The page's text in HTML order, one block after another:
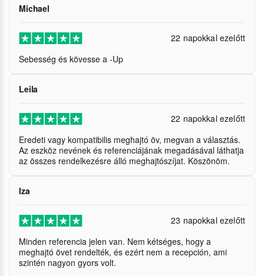
Michael
22 napokkal ezelőtt
Sebesség és kövesse a -Up
Leila
22 napokkal ezelőtt
Eredeti vagy kompatibilis meghajtó öv, megvan a választás.
Az eszköz nevének és referenciájának megadásával láthatja
az összes rendelkezésre álló meghajtószíjat. Köszönöm.
Iza
23 napokkal ezelőtt
Minden referencia jelen van. Nem kétséges, hogy a
meghajtó övet rendelték, és ezért nem a recepción, ami
szintén nagyon gyors volt.